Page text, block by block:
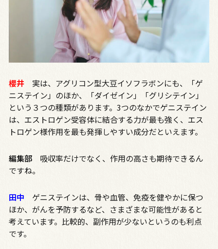
櫻井実は、アグリコン型大豆イソフラボンにも、「ゲ
ニステイン」のほか、「ダイゼイン」「グリシテイン」
という３つの種類があります。 3つのなかでゲニステイン
は、エストロゲン受容体に結合する力が最も強く、エス
トロゲン様作用を最も発揮しやすい成分だといえます。
編集部吸収率だけでなく、作用の高さも期待できるん
ですね。
田中 ゲニステインは、骨や血管、免疫を健やかに保つ
ほか、がんを予防するなど、さまざまな可能性があると
考えています。比較的、副作用が少ないというのも利点
です。